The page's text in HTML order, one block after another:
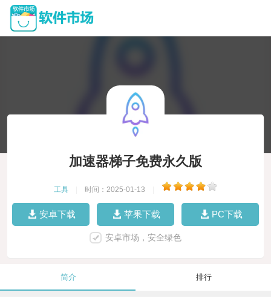
加速器梯子免费永久版
工具 时间：2025-01-13
安卓下载 苹果下载 PC下载
安卓市场，安全绿色
简介 排行